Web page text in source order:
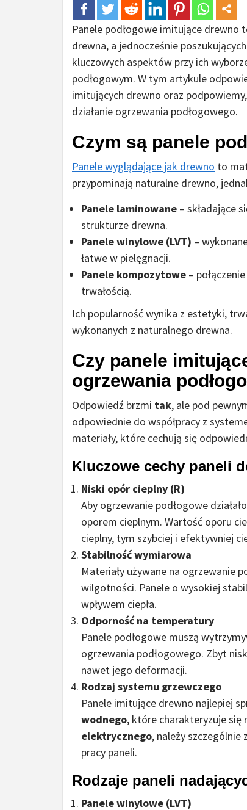
Panele podłogowe imitujące
drewna, a jednocześnie
kluczowych aspektów przy ich
podłogowym. W tym artykule
imitujących drewno oraz
działanie ogrzewania podłogowego.
Czym są panele
Panele wyglądające jak drewno to
przypominają naturalne drewno,
Panele laminowane – składające
strukturze drewna.
Panele winylowe (LVT) –
łatwe w pielęgnacji.
Panele kompozytowe –
trwałością.
Ich popularność wynika z estetyki,
wykonanych z naturalnego drewna.
Czy panele
ogrzewania
Odpowiedź brzmi tak, ale pod
odpowiednie do współpracy z
materiały, które cechują się
Kluczowe cechy paneli
Niski opór cieplny (R)
Aby ogrzewanie podłogowe
oporem cieplnym. Wartość oporu
cieplny, tym szybciej i efektywniej
Stabilność wymiarowa
Materiały używane na ogrzewanie
wilgotności. Panele o wysokiej
wpływem ciepła.
Odporność na temperatury
Panele podłogowe muszą
ogrzewania podłogowego. Zbyt
nawet jego deformacji.
Rodzaj systemu grzewczego
Panele imitujące drewno najlepiej
wodnego, które charakteryzuje się
elektrycznego, należy
pracy paneli.
Rodzaje paneli
Panele winylowe (LVT)